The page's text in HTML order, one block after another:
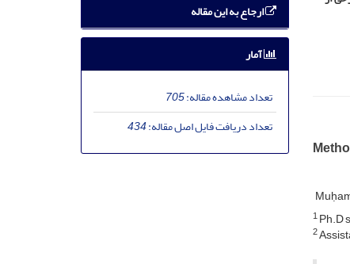
1Ph.D
2
ارجاع به این مقاله
آمار
تعداد مشاهده مقاله:705
تعداد دریافت فایل اصل مقاله:434